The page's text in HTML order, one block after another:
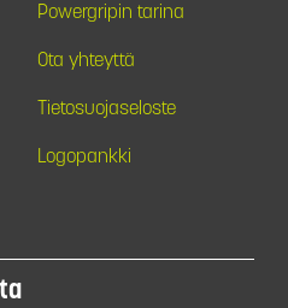
Powergripin tarina
Ota yhteyttä
Tietosuojaseloste
Logopankki